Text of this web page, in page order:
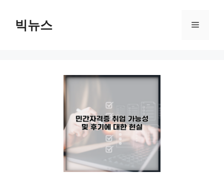
빅뉴스 메